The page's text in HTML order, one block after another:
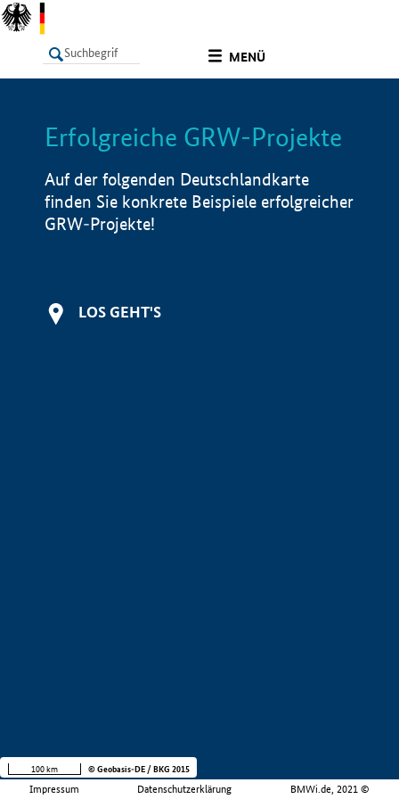
MENÜ
LISTE Info
Erfolgreiche GRW-Projekte
Auf der folgenden Deutschlandkarte
finden Sie konkrete Beispiele erfolgreicher
GRW-Projekte!
LOS GEHT'S
Impressum Datenschutzerklärung BMWi.de, 2021 ©
100 km © Geobasis-DE / BKG 2015